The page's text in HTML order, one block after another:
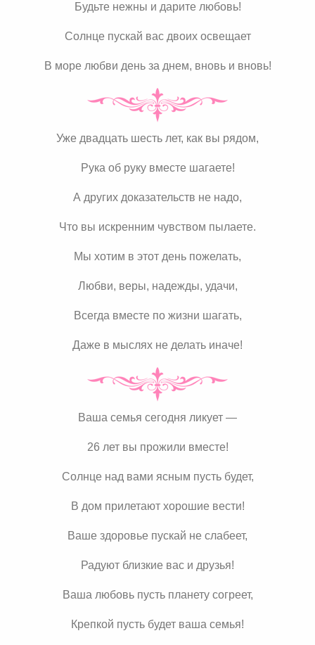
Будьте нежны и дарите любовь!
Солнце пускай вас двоих освещает
В море любви день за днем, вновь и вновь!
Уже двадцать шесть лет, как вы рядом,
Рука об руку вместе шагаете!
А других доказательств не надо,
Что вы искренним чувством пылаете.
Мы хотим в этот день пожелать,
Любви, веры, надежды, удачи,
Всегда вместе по жизни шагать,
Даже в мыслях не делать иначе!
Ваша семья сегодня ликует —
26 лет вы прожили вместе!
Солнце над вами ясным пусть будет,
В дом прилетают хорошие вести!
Ваше здоровье пускай не слабеет,
Радуют близкие вас и друзья!
Ваша любовь пусть планету согреет,
Крепкой пусть будет ваша семья!